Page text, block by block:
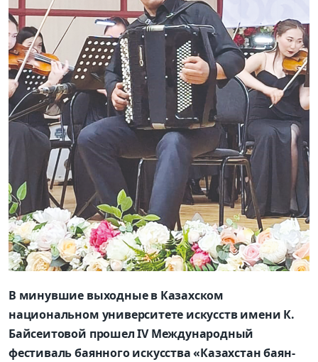
В минувшие выходные в Казахском
национальном университете искусств имени К.
Байсеитовой прошел IV Международный
фестиваль баянного искусства «Казахстан баян-